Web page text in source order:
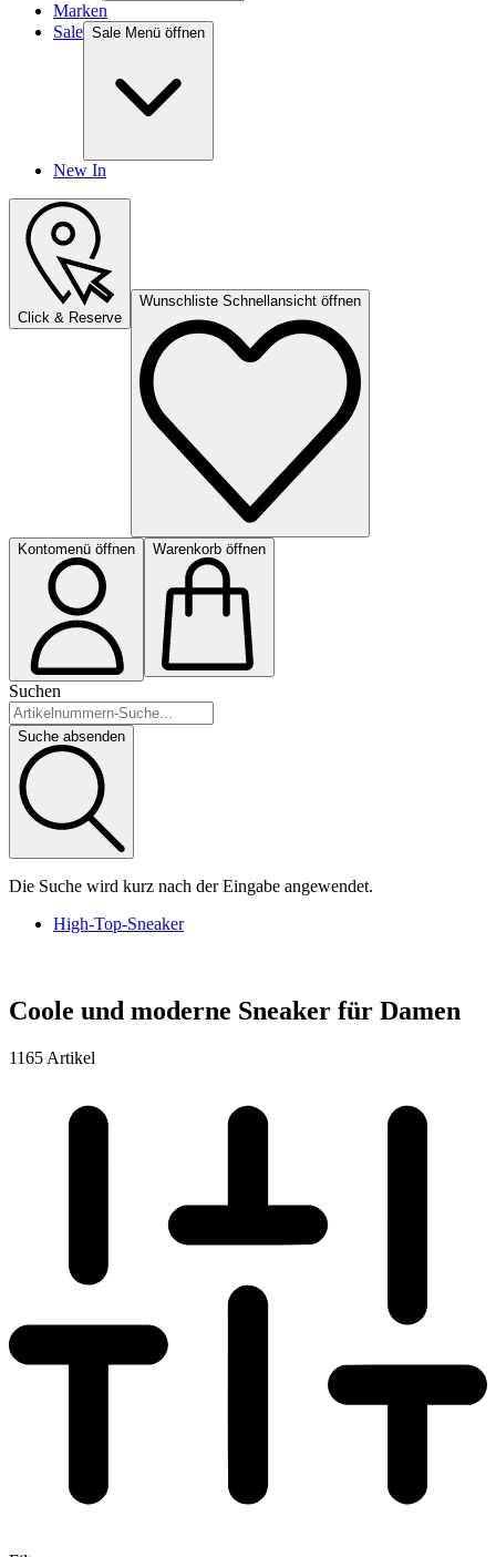
Marken
Sale Sale Menü öffnen
New In
Click & Reserve
Wunschliste Schnellansicht öffnen
Kontomenü öffnen Warenkorb öffnen
Suchen
Suche absenden
Die Suche wird kurz nach der Eingabe angewendet.
High-Top-Sneaker
Coole und moderne Sneaker für Damen
1165 Artikel